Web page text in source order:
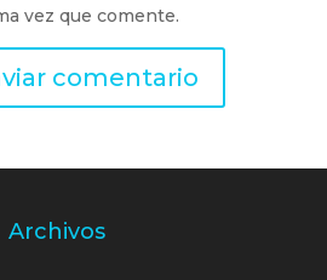
vez que comente.
Archivos